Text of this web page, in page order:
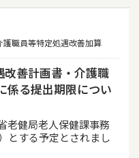
職員等特定処遇改善加算
善計画書・介護職
係る提出期限につい
老健局老人保健課事務
とする予定とされまし